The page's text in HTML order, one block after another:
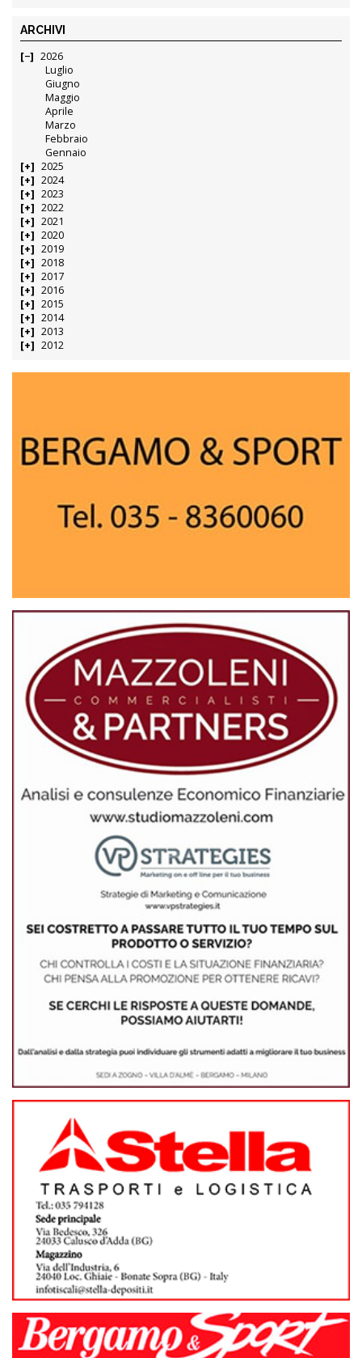
ARCHIVI
2026
Luglio
Giugno
Maggio
Aprile
Marzo
Febbraio
Gennaio
2025
2024
2023
2022
2021
2020
2019
2018
2017
2016
2015
2014
2013
2012